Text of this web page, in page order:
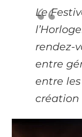
Le
rendez-
entre
entre
création